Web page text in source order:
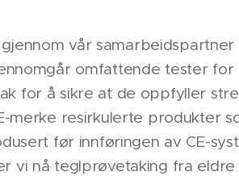
vår
omfattende tester for
for å sikre at de oppfyller
merke resirkulerte produkter
før innføringen av CE-
vi nå teglprøvetaking fra